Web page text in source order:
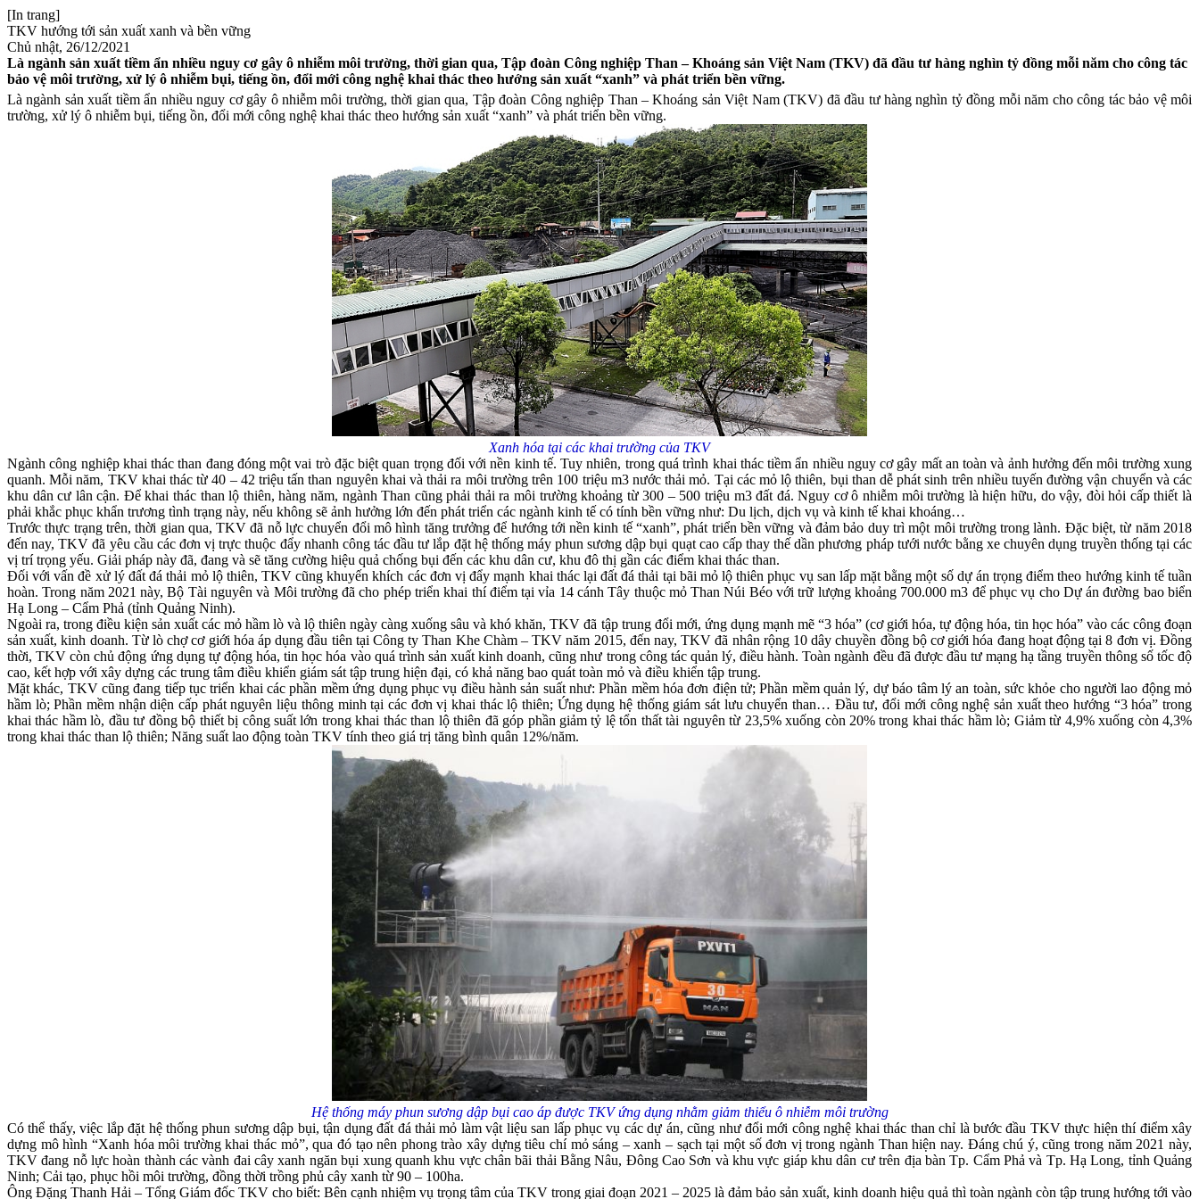
[In trang]
TKV hướng tới sản xuất xanh và bền vững
Chủ nhật, 26/12/2021
Là ngành sản xuất tiềm ẩn nhiều nguy cơ gây ô nhiễm môi trường, thời gian qua, Tập đoàn Công nghiệp Than – Khoáng sản Việt Nam (TKV) đã đầu tư hàng nghìn tỷ đồng mỗi năm cho công tác
bảo vệ môi trường, xử lý ô nhiễm bụi, tiếng ồn, đổi mới công nghệ khai thác theo hướng sản xuất “xanh” và phát triển bền vững.
Là ngành sản xuất tiềm ẩn nhiều nguy cơ gây ô nhiễm môi trường, thời gian qua, Tập đoàn Công nghiệp Than – Khoáng sản Việt Nam (TKV) đã đầu tư hàng nghìn tỷ đồng mỗi năm cho công tác bảo vệ môi
trường, xử lý ô nhiễm bụi, tiếng ồn, đổi mới công nghệ khai thác theo hướng sản xuất “xanh” và phát triển bền vững.
Xanh hóa tại các khai trường của TKV
Ngành công nghiệp khai thác than đang đóng một vai trò đặc biệt quan trọng đối với nền kinh tế. Tuy nhiên, trong quá trình khai thác tiềm ẩn nhiều nguy cơ gây mất an toàn và ảnh hưởng đến môi trường xung
quanh. Mỗi năm, TKV khai thác từ 40 – 42 triệu tấn than nguyên khai và thải ra môi trường trên 100 triệu m3 nước thải mỏ. Tại các mỏ lộ thiên, bụi than dễ phát sinh trên nhiều tuyến đường vận chuyển và các
khu dân cư lân cận. Để khai thác than lộ thiên, hàng năm, ngành Than cũng phải thải ra môi trường khoảng từ 300 – 500 triệu m3 đất đá. Nguy cơ ô nhiễm môi trường là hiện hữu, do vậy, đòi hỏi cấp thiết là
phải khắc phục khẩn trương tình trạng này, nếu không sẽ ảnh hưởng lớn đến phát triển các ngành kinh tế có tính bền vững như: Du lịch, dịch vụ và kinh tế khai khoáng…
Trước thực trạng trên, thời gian qua, TKV đã nỗ lực chuyển đổi mô hình tăng trưởng để hướng tới nền kinh tế “xanh”, phát triển bền vững và đảm bảo duy trì một môi trường trong lành. Đặc biệt, từ năm 2018
đến nay, TKV đã yêu cầu các đơn vị trực thuộc đẩy nhanh công tác đầu tư lắp đặt hệ thống máy phun sương dập bụi quạt cao cấp thay thế dần phương pháp tưới nước bằng xe chuyên dụng truyền thống tại các
vị trí trọng yếu. Giải pháp này đã, đang và sẽ tăng cường hiệu quả chống bụi đến các khu dân cư, khu đô thị gần các điểm khai thác than.
Đối với vấn đề xử lý đất đá thải mỏ lộ thiên, TKV cũng khuyến khích các đơn vị đẩy mạnh khai thác lại đất đá thải tại bãi mỏ lộ thiên phục vụ san lấp mặt bằng một số dự án trọng điểm theo hướng kinh tế tuần
hoàn. Trong năm 2021 này, Bộ Tài nguyên và Môi trường đã cho phép triển khai thí điểm tại vỉa 14 cánh Tây thuộc mỏ Than Núi Béo với trữ lượng khoảng 700.000 m3 để phục vụ cho Dự án đường bao biển
Hạ Long – Cẩm Phả (tỉnh Quảng Ninh).
Ngoài ra, trong điều kiện sản xuất các mỏ hầm lò và lộ thiên ngày càng xuống sâu và khó khăn, TKV đã tập trung đổi mới, ứng dụng mạnh mẽ “3 hóa” (cơ giới hóa, tự động hóa, tin học hóa” vào các công đoạn
sản xuất, kinh doanh. Từ lò chợ cơ giới hóa áp dụng đầu tiên tại Công ty Than Khe Chàm – TKV năm 2015, đến nay, TKV đã nhân rộng 10 dây chuyền đồng bộ cơ giới hóa đang hoạt động tại 8 đơn vị. Đồng
thời, TKV còn chủ động ứng dụng tự động hóa, tin học hóa vào quá trình sản xuất kinh doanh, cũng như trong công tác quản lý, điều hành. Toàn ngành đều đã được đầu tư mạng hạ tầng truyền thông số tốc độ
cao, kết hợp với xây dựng các trung tâm điều khiển giám sát tập trung hiện đại, có khả năng bao quát toàn mỏ và điều khiển tập trung.
Mặt khác, TKV cũng đang tiếp tục triển khai các phần mềm ứng dụng phục vụ điều hành sản suất như: Phần mềm hóa đơn điện tử; Phần mềm quản lý, dự báo tâm lý an toàn, sức khỏe cho người lao động mỏ
hầm lò; Phần mềm nhận diện cấp phát nguyên liệu thông minh tại các đơn vị khai thác lộ thiên; Ứng dụng hệ thống giám sát lưu chuyển than… Đầu tư, đổi mới công nghệ sản xuất theo hướng “3 hóa” trong
khai thác hầm lò, đầu tư đồng bộ thiết bị công suất lớn trong khai thác than lộ thiên đã góp phần giảm tỷ lệ tổn thất tài nguyên từ 23,5% xuống còn 20% trong khai thác hầm lò; Giảm từ 4,9% xuống còn 4,3%
trong khai thác than lộ thiên; Năng suất lao động toàn TKV tính theo giá trị tăng bình quân 12%/năm.
Hệ thống máy phun sương dập bụi cao áp được TKV ứng dụng nhằm giảm thiểu ô nhiễm môi trường
Có thể thấy, việc lắp đặt hệ thống phun sương dập bụi, tận dụng đất đá thải mỏ làm vật liệu san lấp phục vụ các dự án, cũng như đổi mới công nghệ khai thác than chỉ là bước đầu TKV thực hiện thí điểm xây
dựng mô hình “Xanh hóa môi trường khai thác mỏ”, qua đó tạo nên phong trào xây dựng tiêu chí mỏ sáng – xanh – sạch tại một số đơn vị trong ngành Than hiện nay. Đáng chú ý, cũng trong năm 2021 này,
TKV đang nỗ lực hoàn thành các vành đai cây xanh ngăn bụi xung quanh khu vực chân bãi thải Bằng Nâu, Đông Cao Sơn và khu vực giáp khu dân cư trên địa bàn Tp. Cẩm Phả và Tp. Hạ Long, tỉnh Quảng
Ninh; Cải tạo, phục hồi môi trường, đồng thời trồng phủ cây xanh từ 90 – 100ha.
Ông Đặng Thanh Hải – Tổng Giám đốc TKV cho biết: Bên cạnh nhiệm vụ trọng tâm của TKV trong giai đoạn 2021 – 2025 là đảm bảo sản xuất, kinh doanh hiệu quả thì toàn ngành còn tập trung hướng tới vào